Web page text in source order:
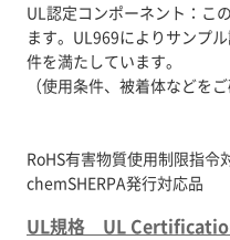
UL認定コンポーネント：こ
ます。UL969によりサンプ
件を満たしています。
（使用条件、被着体などを
RoHS有害物質使用制限指令
UL規格 UL